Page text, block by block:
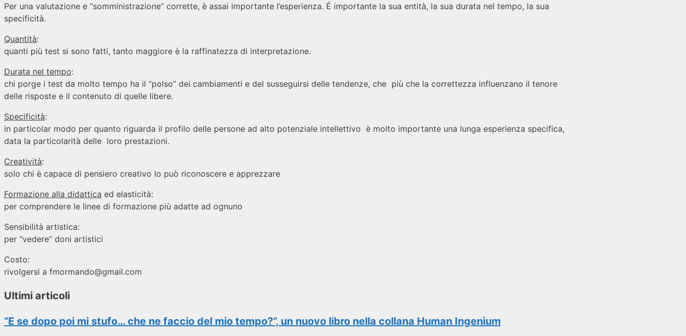
Per una valutazione e “somministrazione” corrette, è assai importante l’esperienza. É importante la sua entità, la sua durata nel tempo, la sua
specificità.
Quantità:
quanti più test si sono fatti, tanto maggiore è la raffinatezza di interpretazione.
Durata nel tempo:
chi porge i test da molto tempo ha il “polso” dei cambiamenti e del susseguirsi delle tendenze, che più che la correttezza influenzano il tenore
delle risposte e il contenuto di quelle libere.
Specificità:
in particolar modo per quanto riguarda il profilo delle persone ad alto potenziale intellettivo è molto importante una lunga esperienza specifica,
data la particolarità delle loro prestazioni.
Creatività:
solo chi è capace di pensiero creativo lo può riconoscere e apprezzare
Formazione alla didattica ed elasticità:
per comprendere le linee di formazione più adatte ad ognuno
Sensibilità artistica:
per “vedere” doni artistici
Costo:
rivolgersi a fmormando@gmail.com
Ultimi articoli
“E se dopo poi mi stufo… che ne faccio del mio tempo?”, un nuovo libro nella collana Human Ingenium